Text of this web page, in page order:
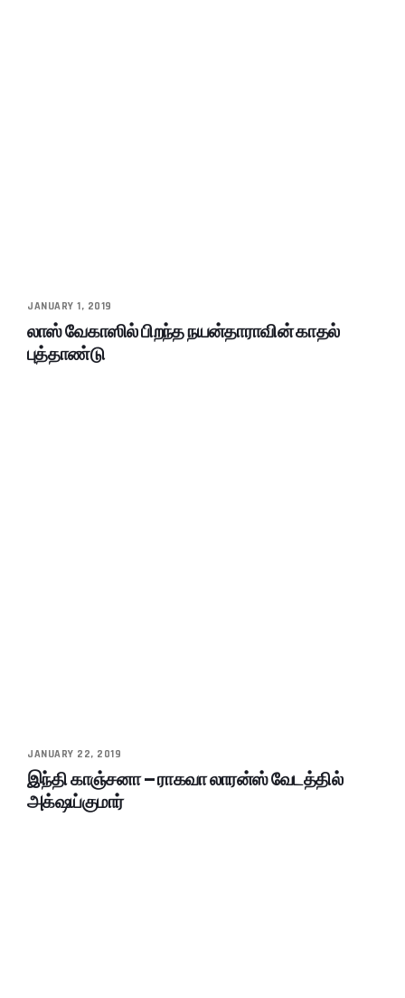
JANUARY 1, 2019
லாஸ் வேகாஸில் பிறந்த நயன்தாராவின் காதல்
புத்தாண்டு
JANUARY 22, 2019
இந்தி காஞ்சனா – ராகவா லாரன்ஸ் வேடத்தில்
அக்‌ஷய்குமார்